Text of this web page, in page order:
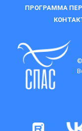
ПРОГРАММА
©